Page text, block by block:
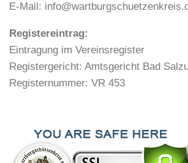
E-Mail:
Registereintrag:
Eintragung im Vereinsregister
Registergericht: Amtsgericht Bad
Registernummer: VR 453